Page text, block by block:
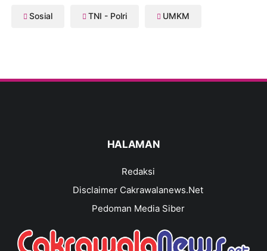
Sosial TNI - Polri UMKM
HALAMAN
Redaksi
Disclaimer Cakrawalanews.Net
Pedoman Media Siber